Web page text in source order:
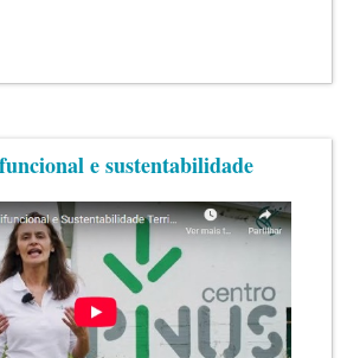
e sustentabilidade